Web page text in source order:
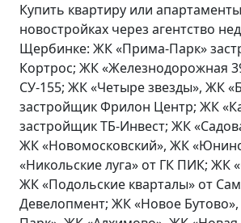
Купить квартиру или
новостройках через агентство
Щербинке: ЖК «Прима-Парк»
Кортрос; ЖК «Железнодорожная
СУ-155; ЖК «Четыре звезды», ЖК
застройщик Фрилон Центр; ЖК
застройщик ТБ-Инвест; ЖК
ЖК «Новомосковский», ЖК
«Никольские луга» от ГК ПИК; ЖК
ЖК «Подольские кварталы» от
Девелопмент; ЖК «Новое